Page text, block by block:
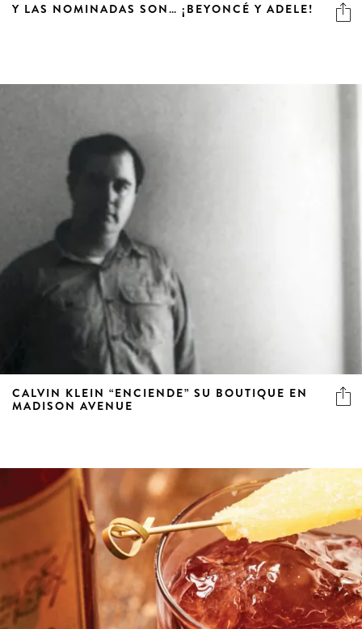
Y LAS NOMINADAS SON… ¡BEYONCÉ Y ADELE!
CALVIN KLEIN “ENCIENDE” SU BOUTIQUE EN
MADISON AVENUE